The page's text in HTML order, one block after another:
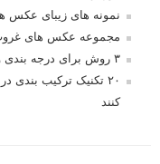
نمونه های زیبای عکس
مجموعه عکس های
۳ روش برای درجه بندی و تنظیم دقیق رنگ در فتوشاپ
۲۰ تکنیک ترکیب
کنند